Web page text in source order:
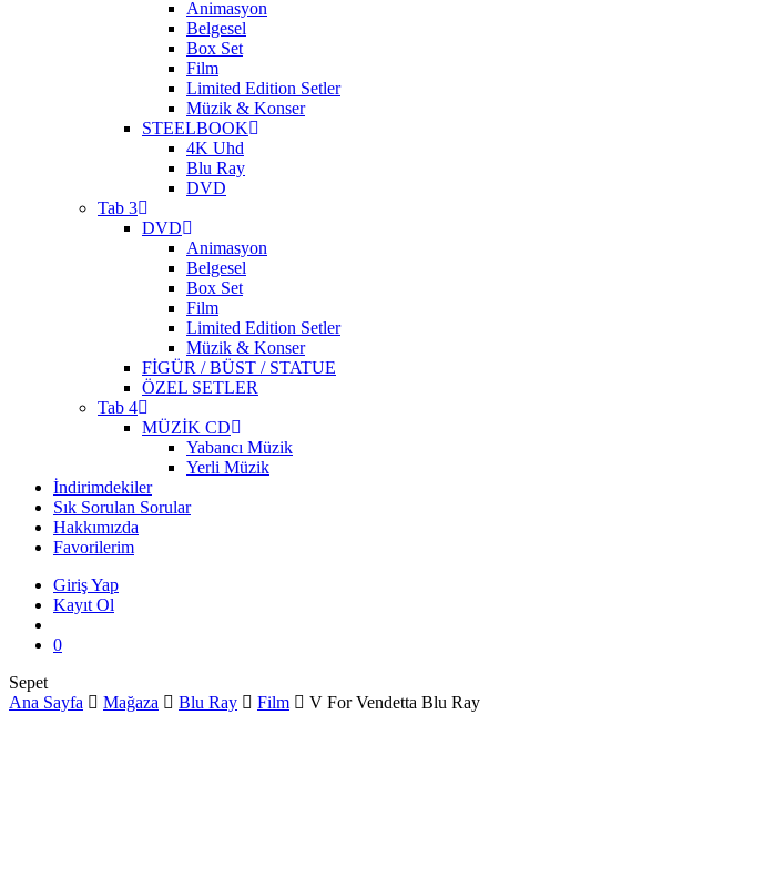
Animasyon
Belgesel
Box Set
Film
Limited Edition Setler
Müzik & Konser
STEELBOOK
4K Uhd
Blu Ray
DVD
Tab 3
DVD
Animasyon
Belgesel
Box Set
Film
Limited Edition Setler
Müzik & Konser
FİGÜR / BÜST / STATUE
ÖZEL SETLER
Tab 4
MÜZİK CD
Yabancı Müzik
Yerli Müzik
İndirimdekiler
Sık Sorulan Sorular
Hakkımızda
Favorilerim
Giriş Yap
Kayıt Ol
0
SepetClose
Cart
Ana Sayfa Mağaza Blu Ray Film V For Vendetta Blu Ray